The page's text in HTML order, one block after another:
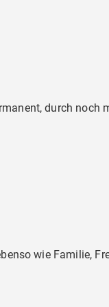
durch noch
wie Familie,